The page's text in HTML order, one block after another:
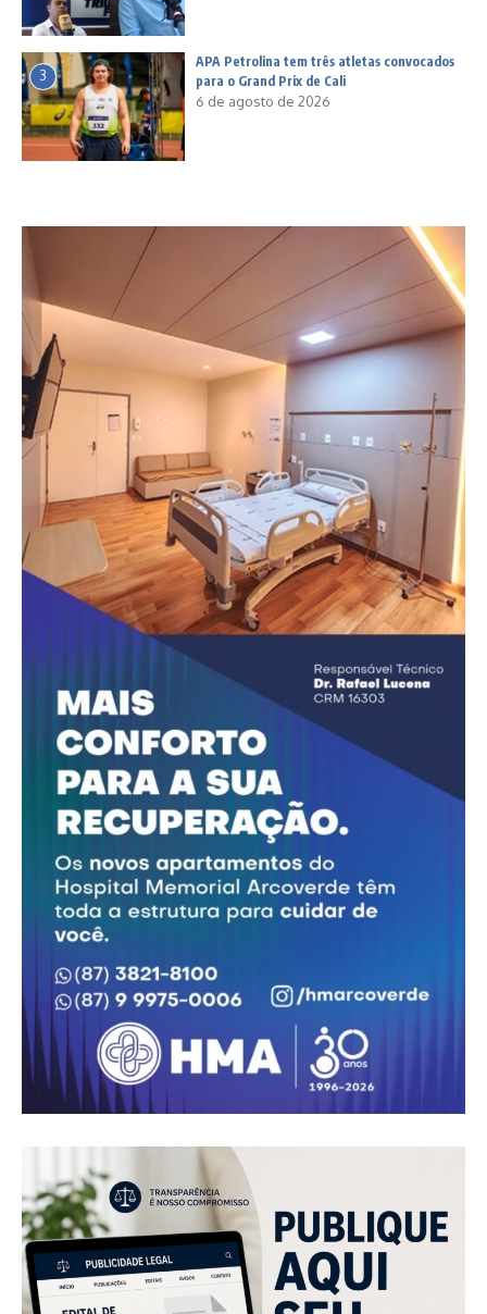
3
APA Petrolina tem três atletas convocados
para o Grand Prix de Cali
6 de agosto de 2026